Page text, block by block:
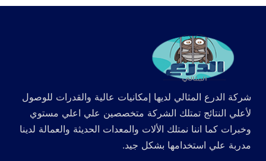
شركة الدرع المثالي لديها إمكانيات عالية والقدرات للوصول
لأعلي النتائج تمتلك الشركة متخصصين علي اعلي مستوي
وخبرات كما اننا نمتلك الألات والمعدات الحديثة والعمالة لدينا
مدربة علي استخدامها بشكل جيد.